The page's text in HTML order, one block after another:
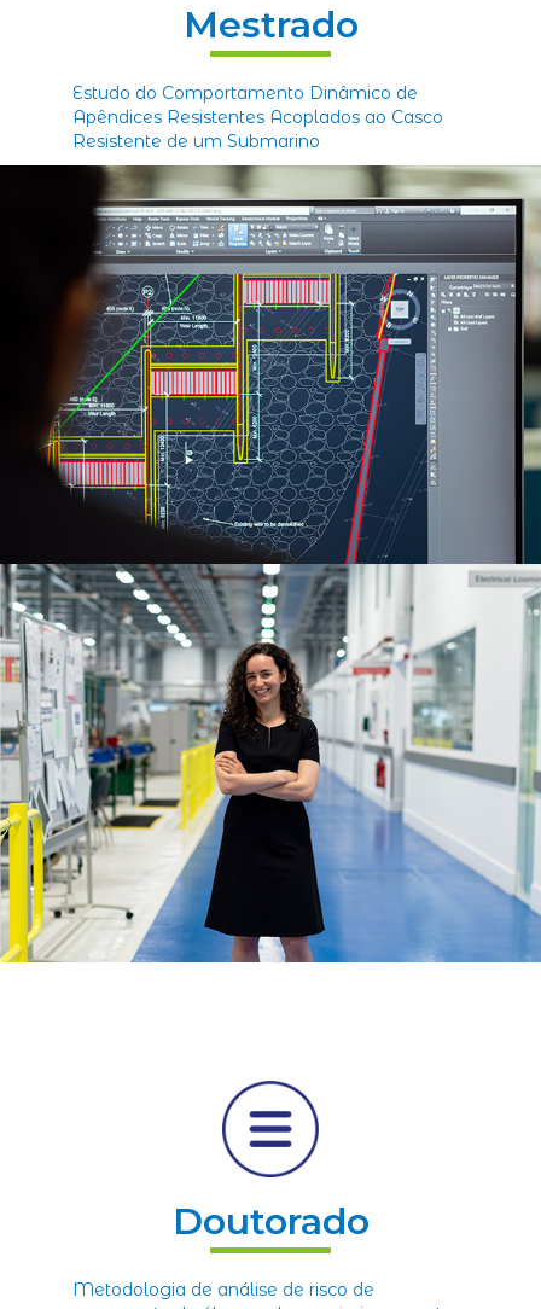
Mestrado
Estudo do Comportamento Dinâmico de
Apêndices Resistentes Acoplados ao Casco
Resistente de um Submarino
Doutorado
Metodologia de análise de risco de